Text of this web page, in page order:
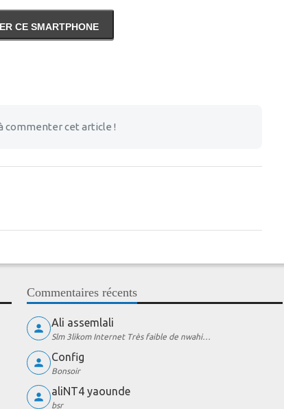
CE SMARTPHONE
commenter cet article !
Commentaires récents
Ali assemlali
Slm 3likom Internet Très faible de nwahi…
Config
Bonsoir
aliNT4 yaounde
bsr